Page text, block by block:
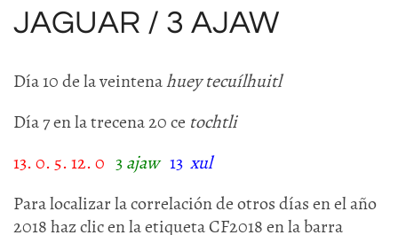
JAGUAR / 3 AJAW
Día 10 de la veintenahuey tecuílhuitl
Día 7 en la trecena 20 ce tochtli
13. 0. 5. 12. 0 3ajaw 13 xul
Para localizar la correlación de otros días en el año
2018 haz clic en la etiqueta CF2018 en la barra